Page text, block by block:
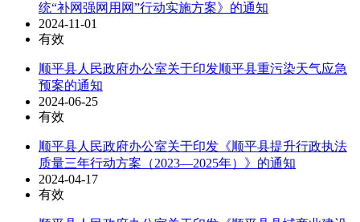
统“补网强网用网”行动实施方案》的通知
2024-11-01
有效
顺平县人民政府办公室关于印发顺平县重污染天气应急
预案的通知
2024-06-25
有效
顺平县人民政府办公室关于印发《顺平县提升行政执法
质量三年行动方案（2023—2025年）》的通知
2024-04-17
有效